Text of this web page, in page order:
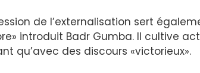
de l’externalisation sert
introduit Badr Gumba. Il cultive
qu’avec des discours «victorieux».